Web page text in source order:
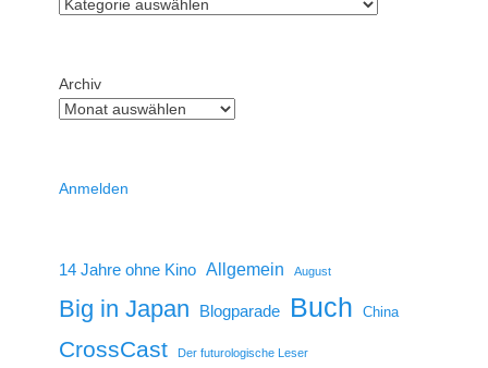
Archiv
Anmelden
14 Jahre ohne Kino Allgemein August
Big in Japan Blogparade Buch China
CrossCast Der futurologische Leser